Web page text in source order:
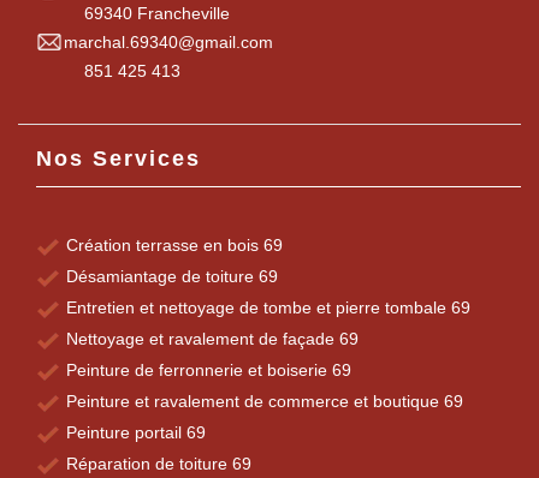
69340 Francheville
marchal.69340@gmail.com
851 425 413
Nos Services
Création terrasse en bois 69
Désamiantage de toiture 69
Entretien et nettoyage de tombe et pierre tombale 69
Nettoyage et ravalement de façade 69
Peinture de ferronnerie et boiserie 69
Peinture et ravalement de commerce et boutique 69
Peinture portail 69
Réparation de toiture 69